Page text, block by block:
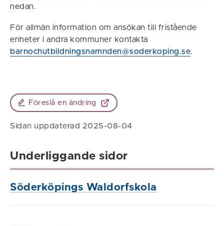
nedan.
För allmän information om ansökan till fristående
enheter i andra kommuner kontakta
barnochutbildningsnamnden@soderkoping.se.
Föreslå en ändring
Sidan uppdaterad 2025-08-04
Underliggande sidor
Söderköpings Waldorfskola